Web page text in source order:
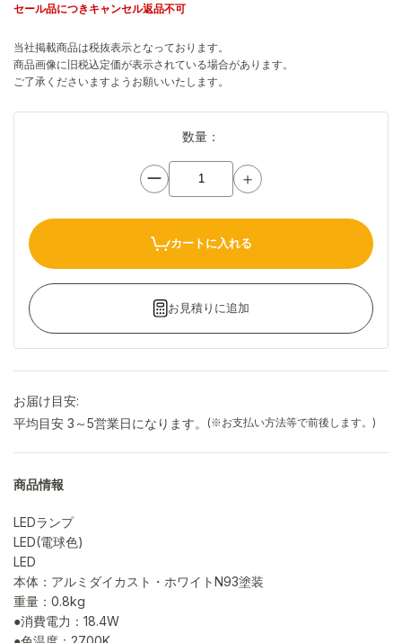
セール品につきキャンセル返品不可
当社掲載商品は税抜表示となっております。
商品画像に旧税込定価が表示されている場合があります。
ご了承くださいますようお願いいたします。
数量：
ー ＋
カートに入れる
お見積りに追加
お届け目安:
平均目安 3～5営業日になります。
(※お支払い方法等で前後します。)
商品情報
LEDランプ
LED(電球色)
LED
本体：アルミダイカスト・ホワイトN93塗装
重量：0.8kg
●消費電力：18.4W